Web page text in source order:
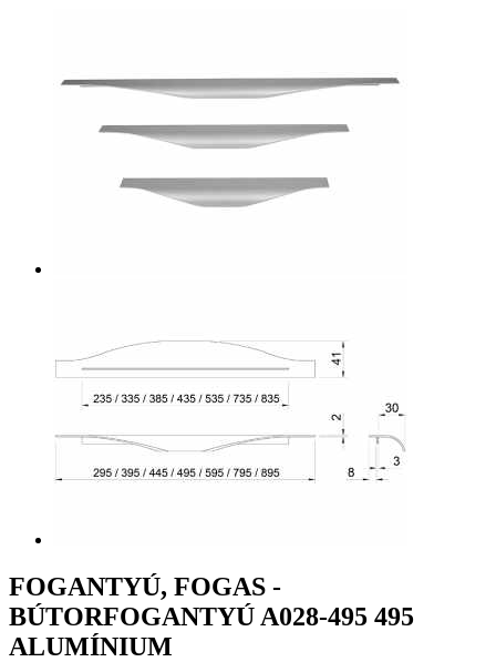
FOGANTYÚ, FOGAS -
BÚTORFOGANTYÚ A028-495 495
ALUMÍNIUM